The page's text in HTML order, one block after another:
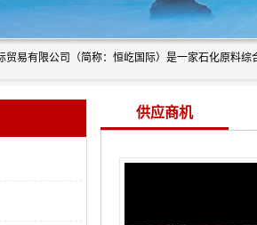
供应商机